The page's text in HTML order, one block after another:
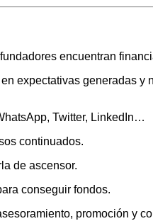
encuentran
expectativas generadas y
Twitter, LinkedIn…
continuados.
de ascensor.
conseguir fondos.
promoción y